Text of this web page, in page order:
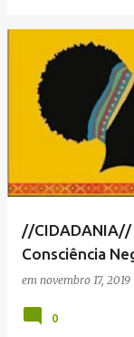
//CIDADANIA//
Consciência
em novembro 17, 2019
0